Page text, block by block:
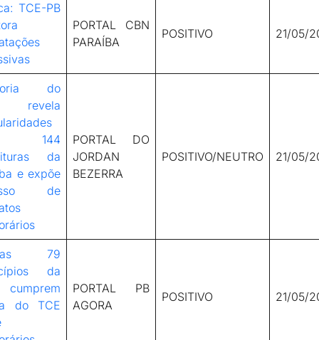
TCE-PB
PORTAL CBN
PARAÍBA
POSITIVO 21/05/
do
revela
144
da
e expõe
de
PORTAL DO
JORDAN
BEZERRA
POSITIVO/NEUTRO 21/05/
79
da
do TCE
PORTAL PB
AGORA
POSITIVO 21/05/